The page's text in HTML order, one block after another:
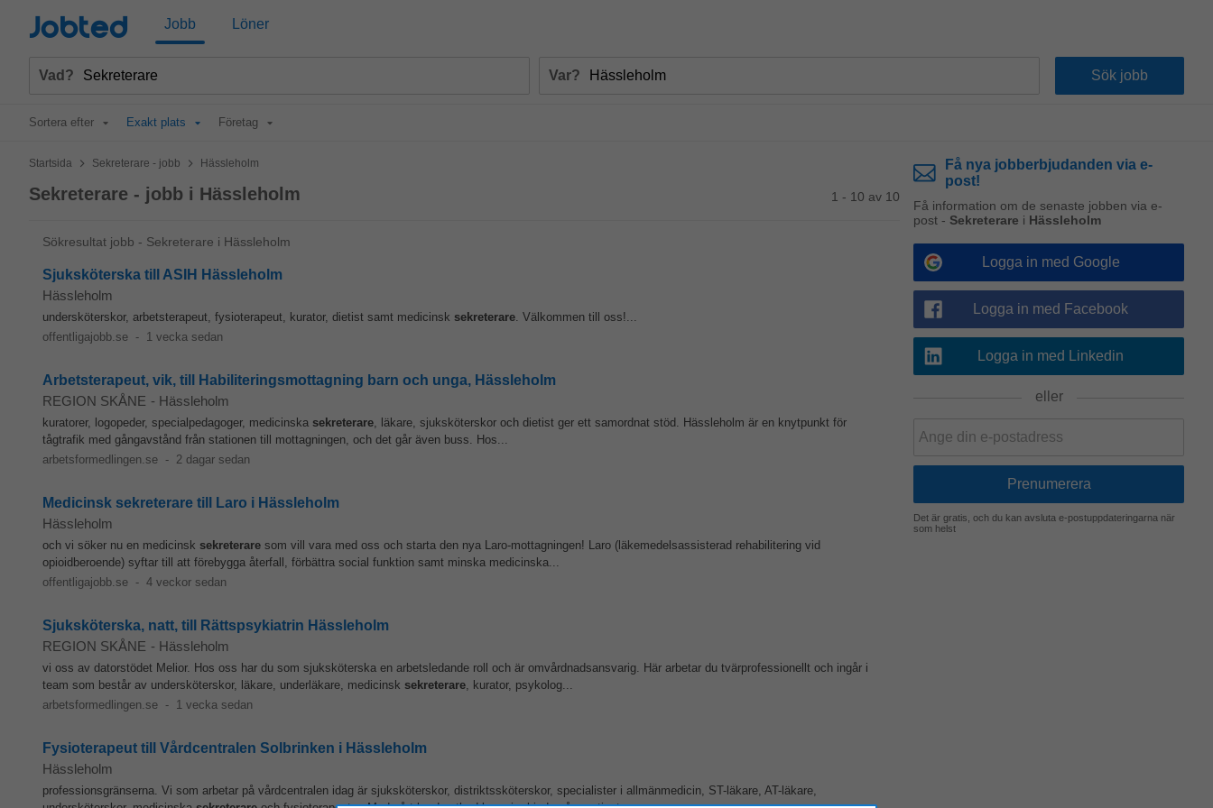
Jobted Jobb Löner
Vad? Var?
Sortera efter Exakt plats Företag
Startsida > Sekreterare - jobb > Hässleholm
Sekreterare - jobb i Hässleholm 1 - 10 av 10
Sökresultat jobb - Sekreterare i Hässleholm
Sjuksköterska till ASIH Hässleholm
Hässleholm
undersköterskor, arbetsterapeut, fysioterapeut, kurator, dietist samt medicinsk sekreterare. Välkommen till oss!...
offentligajobb.se - 1 vecka sedan
Arbetsterapeut, vik, till Habiliteringsmottagning barn och unga, Hässleholm
REGION SKÅNE - Hässleholm
kuratorer, logopeder, specialpedagoger, medicinska sekreterare, läkare, sjuksköterskor och dietist ger ett samordnat stöd. Hässleholm är en knytpunkt för
tågtrafik med gångavstånd från stationen till mottagningen, och det går även buss. Hos...
arbetsformedlingen.se - 2 dagar sedan
Medicinsk sekreterare till Laro i Hässleholm
Hässleholm
och vi söker nu en medicinsk sekreterare som vill vara med oss och starta den nya Laro-mottagningen! Laro (läkemedelsassisterad rehabilitering vid
opioidberoende) syftar till att förebygga återfall, förbättra social funktion samt minska medicinska...
offentligajobb.se - 4 veckor sedan
Sjuksköterska, natt, till Rättspsykiatrin Hässleholm
REGION SKÅNE - Hässleholm
vi oss av datorstödet Melior. Hos oss har du som sjuksköterska en arbetsledande roll och är omvårdnadsansvarig. Här arbetar du tvärprofessionellt och ingår i
team som består av undersköterskor, läkare, underläkare, medicinsk sekreterare, kurator, psykolog...
arbetsformedlingen.se - 1 vecka sedan
Fysioterapeut till Vårdcentralen Solbrinken i Hässleholm
Hässleholm
professionsgränserna. Vi som arbetar på vårdcentralen idag är sjuksköterskor, distriktssköterskor, specialister i allmänmedicin, ST-läkare, AT-läkare,
Få nya jobberbjudanden via e-
post!
Få information om de senaste jobben via e-
post - Sekreterare i Hässleholm
Logga in med Google
Logga in med Facebook
Logga in med Linkedin
eller
Det är gratis, och du kan avsluta e-postuppdateringarna när
som helst